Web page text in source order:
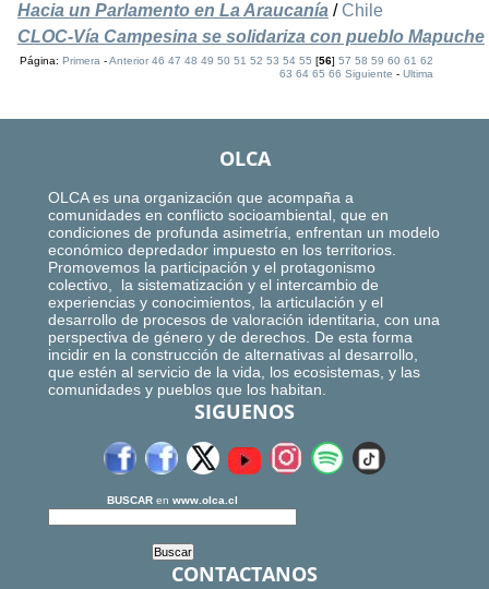
Hacia un Parlamento en La Araucanía / Chile
CLOC-Vía Campesina se solidariza con pueblo Mapuche
Página:Primera -Anterior 46 47 48 49 50 51 52 53 54 55 [56]57 58 59 60 61 62
63 64 65 66 Siguiente -Ultima
OLCA
OLCA es una organización que acompaña a
comunidades en conflicto socioambiental, que en
condiciones de profunda asimetría, enfrentan un modelo
económico depredador impuesto en los territorios.
Promovemos la participación y el protagonismo
colectivo, la sistematización y el intercambio de
experiencias y conocimientos, la articulación y el
desarrollo de procesos de valoración identitaria, con una
perspectiva de género y de derechos. De esta forma
incidir en la construcción de alternativas al desarrollo,
que estén al servicio de la vida, los ecosistemas, y las
comunidades y pueblos que los habitan.
SIGUENOS
BUSCAR en www.olca.cl
CONTACTANOS